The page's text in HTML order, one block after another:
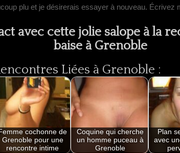
plu et je désirerais essayer à nouveau. Écrivez
avec cette jolie salope à la
baise à Grenoble
Liées à Grenoble :
cochonne de
Grenoble pour une
rencontre intime
Coquine qui cherche
un homme puceau à
Grenoble
Plan
avec